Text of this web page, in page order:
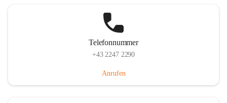
Telefonnummer
+43 2247 2290
Anrufen